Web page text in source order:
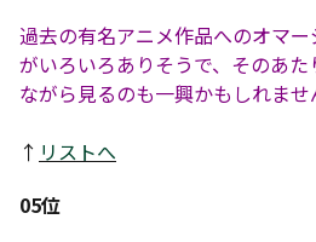
過去の有名アニメ作品へのオマ
がいろいろありそうで、そのあ
ながら見るのも一興かもしれませ
↑ リストへ
05位